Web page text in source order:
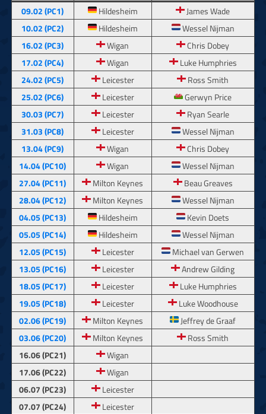
09.02 (PC1)
Hildesheim
James Wade
10.02 (PC2)
Hildesheim
Wessel Nijman
16.02 (PC3)
Wigan
Chris Dobey
17.02 (PC4)
Wigan
Luke Humphries
24.02 (PC5)
Leicester
Ross Smith
25.02 (PC6)
Leicester
Gerwyn Price
30.03 (PC7)
Leicester
Ryan Searle
31.03 (PC8)
Leicester
Wessel Nijman
13.04 (PC9)
Wigan
Chris Dobey
14.04 (PC10)
Wigan
Wessel Nijman
27.04 (PC11)
Milton Keynes
Beau Greaves
28.04 (PC12)
Milton Keynes
Wessel Nijman
04.05 (PC13)
Hildesheim
Kevin Doets
05.05 (PC14)
Hildesheim
Wessel Nijman
12.05 (PC15)
Leicester
Michael van Gerwen
13.05 (PC16)
Leicester
Andrew Gilding
18.05 (PC17)
Leicester
Luke Humphries
19.05 (PC18)
Leicester
Luke Woodhouse
02.06 (PC19)
Milton Keynes
Jeffrey de Graaf
03.06 (PC20)
Milton Keynes
Ross Smith
16.06 (PC21)
Wigan
17.06 (PC22)
Wigan
06.07 (PC23)
Leicester
07.07 (PC24)
Leicester